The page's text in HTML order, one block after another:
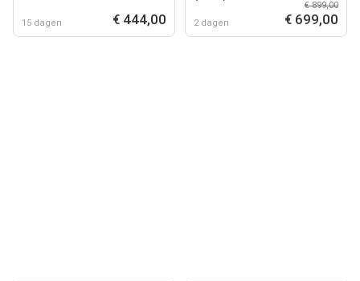
15 dagen € 444,00 2 dagen
€ 899,00
€ 699,00